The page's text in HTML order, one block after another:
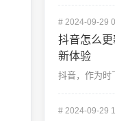
#2024-09-29
抖音怎么
新体验
#2024-09-29